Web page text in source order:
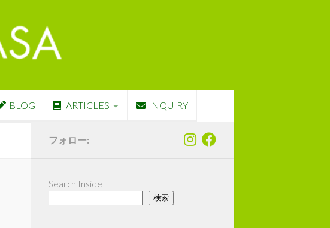
BLOG ARTICLES INQUIRY
フォロー:
Search Inside
検索